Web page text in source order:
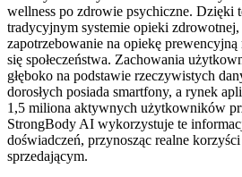
wellness po zdrowie psychiczne. Dzięki
tradycyjnym systemie opieki
zapotrzebowanie na opiekę prewencyjną
się społeczeństwa. Zachowania
głęboko na podstawie rzeczywistych
dorosłych posiada smartfony, a rynek
1,5 miliona aktywnych użytkowników
StrongBody AI wykorzystuje te
doświadczeń, przynosząc realne
sprzedającym.